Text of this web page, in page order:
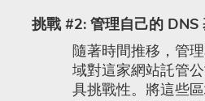
挑戰 #2: 管理自己的 DNS
隨著時間推移，管
域對這家網站託管
具挑戰性。將這些